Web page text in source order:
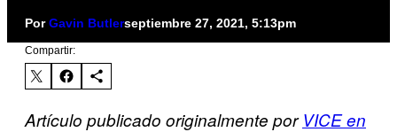
PorGavin Butlerseptiembre 27, 2021, 5:13pm
Compartir:
Artículo publicado originalmente porVICE en